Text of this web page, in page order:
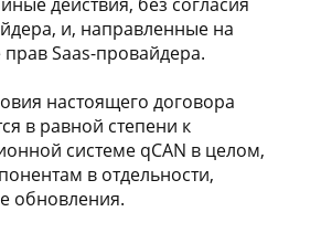
и, направленные на
Saas-провайдера.
настоящего договора
в равной степени к
системе qCAN в целом,
в отдельности,
обновления.